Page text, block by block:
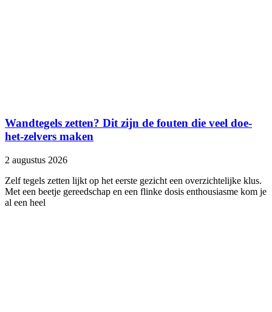
Wandtegels zetten? Dit zijn de fouten die veel doe-
het-zelvers maken
2 augustus 2026
Zelf tegels zetten lijkt op het eerste gezicht een overzichtelijke klus.
Met een beetje gereedschap en een flinke dosis enthousiasme kom je
al een heel